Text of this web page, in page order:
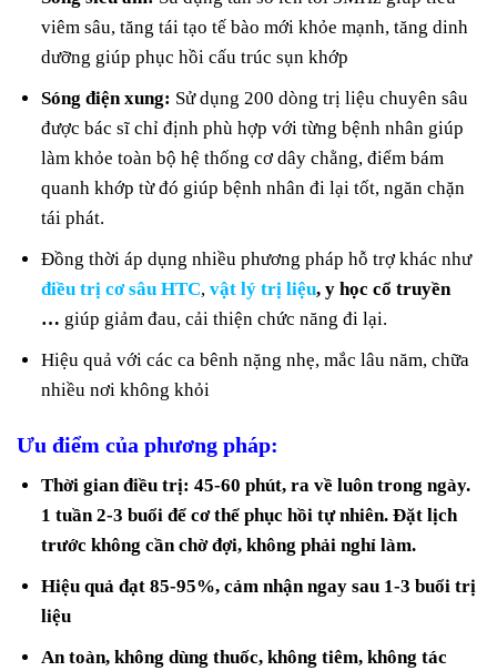
viêm sâu, tăng tái tạo tế bào mới khỏe mạnh, tăng dinh
dưỡng giúp phục hồi cấu trúc sụn khớp
Sóng điện xung: Sử dụng 200 dòng trị liệu chuyên sâu
được bác sĩ chỉ định phù hợp với từng bệnh nhân giúp
làm khỏe toàn bộ hệ thống cơ dây chằng, điểm bám
quanh khớp từ đó giúp bệnh nhân đi lại tốt, ngăn chặn
tái phát.
Đồng thời áp dụng nhiều phương pháp hỗ trợ khác như
điều trị cơ sâu HTC,vật lý trị liệu, y học cổ truyền
… giúp giảm đau, cải thiện chức năng đi lại.
Hiệu quả với các ca bênh nặng nhẹ, mắc lâu năm, chữa
nhiều nơi không khỏi
Ưu điểm của phương pháp:
Thời gian điều trị: 45-60 phút, ra về luôn trong ngày.
1 tuần 2-3 buổi để cơ thể phục hồi tự nhiên. Đặt lịch
trước không cần chờ đợi, không phải nghỉ làm.
Hiệu quả đạt 85-95%, cảm nhận ngay sau 1-3 buổi trị
liệu
An toàn, không dùng thuốc, không tiêm, không tác